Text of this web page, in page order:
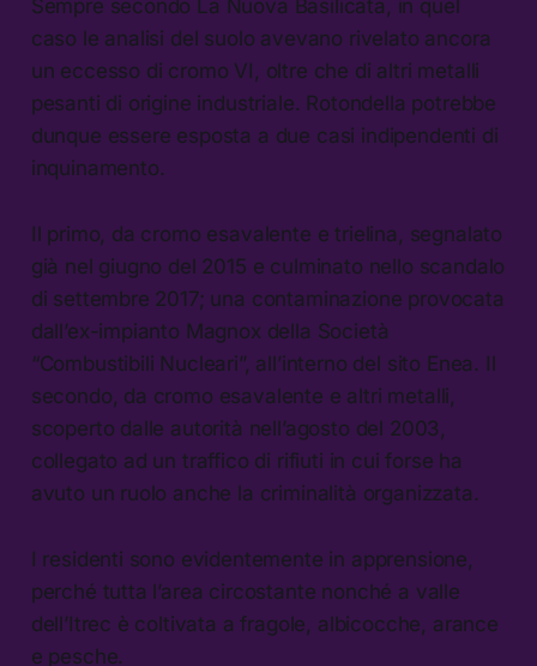
Sempre secondo La Nuova Basilicata, in quel
caso le analisi del suolo avevano rivelato ancora
un eccesso di cromo VI, oltre che di altri metalli
pesanti di origine industriale. Rotondella potrebbe
dunque essere esposta a due casi indipendenti di
inquinamento.
Il primo, da cromo esavalente e trielina, segnalato
già nel giugno del 2015 e culminato nello scandalo
di settembre 2017; una contaminazione provocata
dall’ex-impianto Magnox della Società
“Combustibili Nucleari”, all’interno del sito Enea. Il
secondo, da cromo esavalente e altri metalli,
scoperto dalle autorità nell’agosto del 2003,
collegato ad un traffico di rifiuti in cui forse ha
avuto un ruolo anche la criminalità organizzata.
I residenti sono evidentemente in apprensione,
perché tutta l’area circostante nonché a valle
dell’Itrec è coltivata a fragole, albicocche, arance
e pesche.